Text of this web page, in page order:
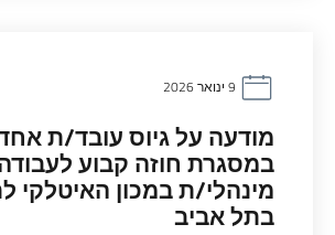
מודעה על גיוס עובד/ת
במסגרת חוזה קבוע
מינהלי/ת במכון האיטלקי
בתל אביב